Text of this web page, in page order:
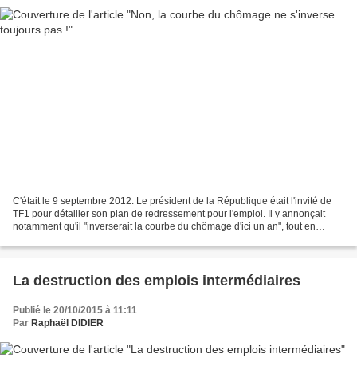
C'était le 9 septembre 2012. Le président de la République était l'invité de
TF1 pour détailler son plan de redressement pour l'emploi. Il y annonçait
notamment qu'il "inverserait la courbe du chômage d'ici un an", tout en
La destruction des emplois intermédiaires
Publié le 20/10/2015 à 11:11
Par Raphaël DIDIER